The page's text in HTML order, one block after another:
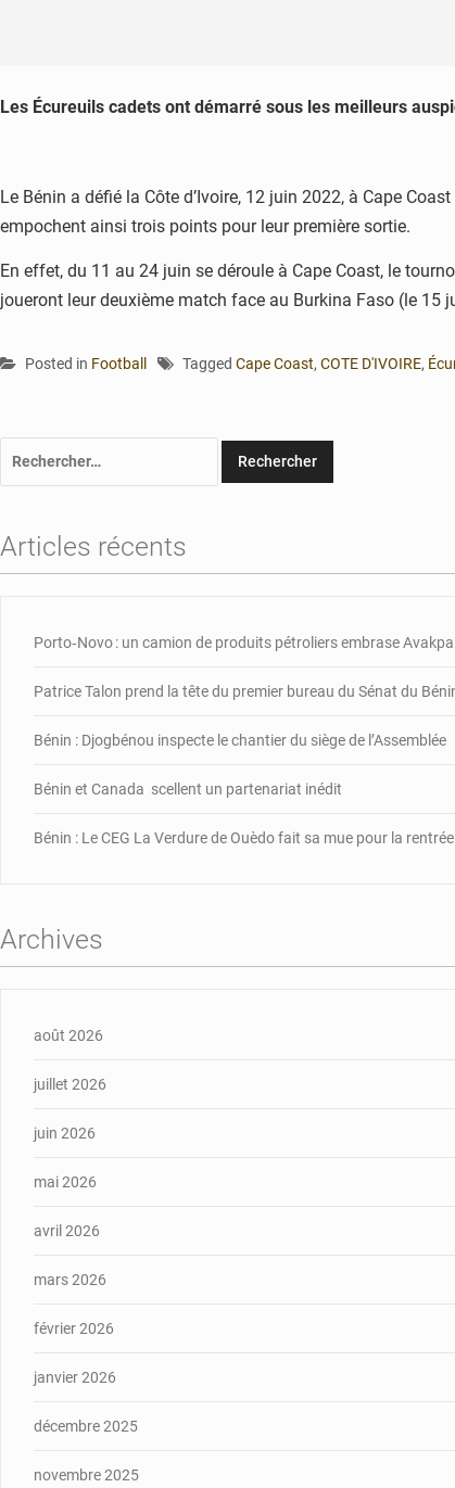
Les Écureuils cadets ont démarré sous les meilleurs
Le Bénin a défié la Côte d’Ivoire, 12 juin 2022, à Cape
empochent ainsi trois points pour leur première sortie.
En effet, du 11 au 24 juin se déroule à Cape Coast, le
joueront leur deuxième match face au Burkina Faso (le 15
Posted in Football Tagged Cape Coast, COTE D'IVOIRE,
Articles récents
Porto‑Novo : un camion de produits pétroliers embrase Avakpa
Patrice Talon prend la tête du premier bureau du Sénat du
Bénin : Djogbénou inspecte le chantier du siège de l’Assemblée
Bénin et Canada scellent un partenariat inédit
Bénin : Le CEG La Verdure de Ouèdo fait sa mue pour la rentrée
Archives
août 2026
juillet 2026
juin 2026
mai 2026
avril 2026
mars 2026
février 2026
janvier 2026
décembre 2025
novembre 2025